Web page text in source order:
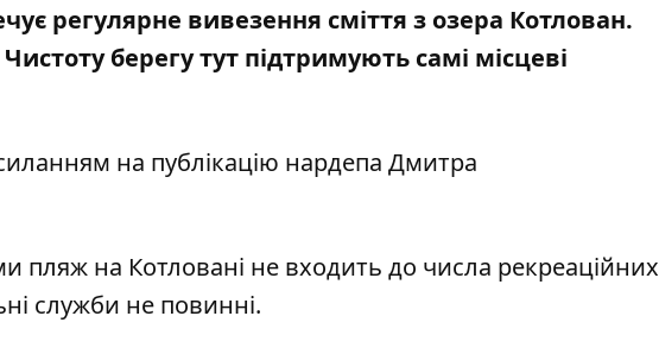
регулярне вивезення сміття з озера Котлован.
берегу тут підтримують самі місцеві
на публікацію нардепа Дмитра
пляж на Котловані не входить до числа рекреаційних
служби не повинні.